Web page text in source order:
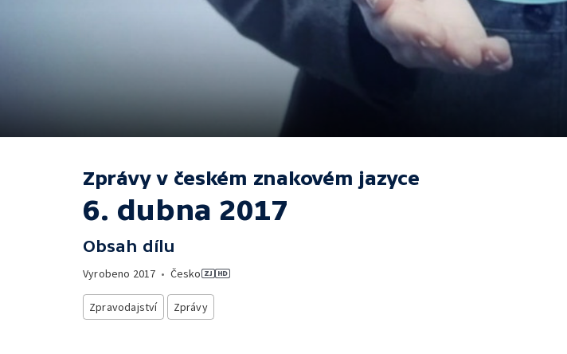
Zprávy v českém znakovém jazyce
6. dubna 2017
Obsah dílu
Vyrobeno 2017 • Česko
Zpravodajství Zprávy